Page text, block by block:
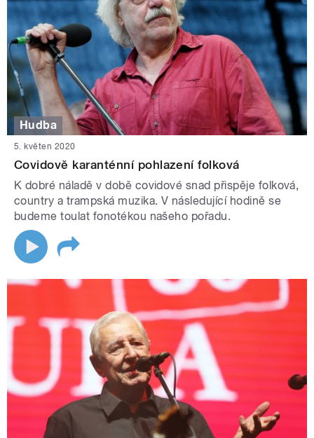
Hudba
5. květen 2020
Covidově karanténní pohlazení folková
K dobré náladě v době covidové snad přispěje folková,
country a trampská muzika. V následující hodině se
budeme toulat fonotékou našeho pořadu.